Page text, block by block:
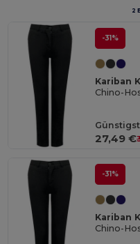
2
-31%
Kariban
Chino-
27,49 €
-31%
Kariban
Chino-